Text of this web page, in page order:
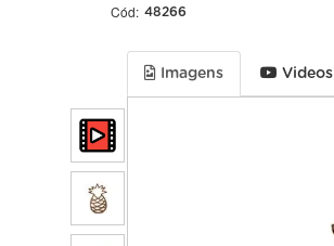
Cód: 48266
Imagens Videos